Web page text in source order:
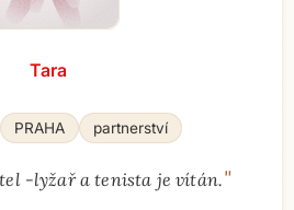
Tara
PRAHA partnerství
-lyžař a tenista je vítán."